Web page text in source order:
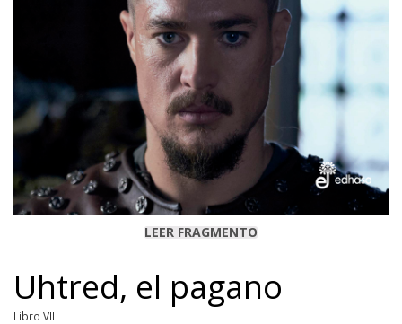
LEER FRAGMENTO
Uhtred, el pagano
Libro VII